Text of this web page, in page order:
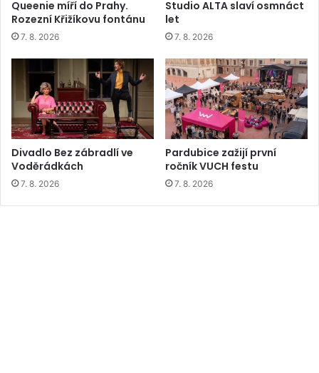
Queenie míří do Prahy.
Rozezní Křižíkovu fontánu
7. 8. 2026
Studio ALTA slaví osmnáct
let
7. 8. 2026
Divadlo Bez zábradlí ve
Voděrádkách
7. 8. 2026
Pardubice zažijí první
ročník VUCH festu
7. 8. 2026